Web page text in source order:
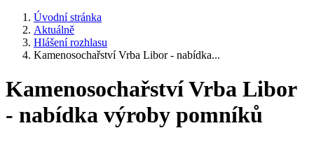
Úvodní stránka
Aktuálně
Hlášení rozhlasu
Kamenosochařství Vrba Libor - nabídka...
Kamenosochařství Vrba Libor
- nabídka výroby pomníků